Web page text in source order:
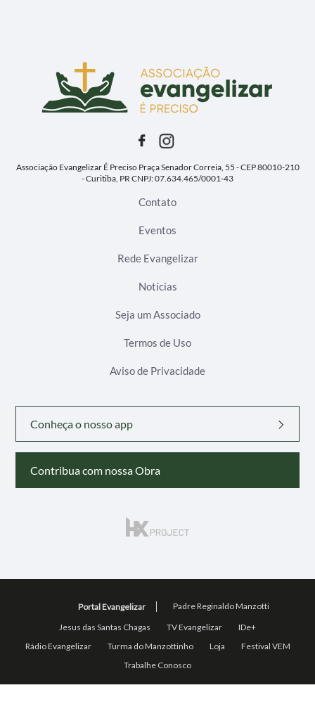
Associação Evangelizar É PrecisoPraça Senador Correia, 55 - CEP 80010-210
- Curitiba, PRCNPJ: 07.634.465/0001-43
Contato
Eventos
Rede Evangelizar
Notícias
Seja um Associado
Termos de Uso
Aviso de Privacidade
Conheça o nosso app
Contribua com nossa Obra